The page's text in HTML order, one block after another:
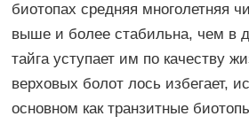
биотопах средняя многолетняя
выше и более стабильна, чем в
тайга уступает им по качеству
верховых болот лось избегает,
основном как транзитные